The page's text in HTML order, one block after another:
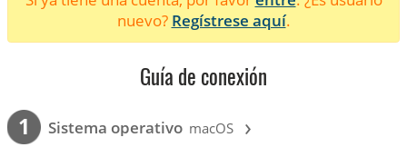
nuevo? Regístrese aquí.
Guía de conexión
1 Sistema operativo macOS ›